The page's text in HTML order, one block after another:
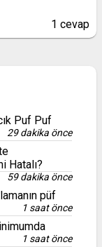
1 cevap
Puf Puf
29 dakika önce
Hatalı?
59 dakika önce
püf
1 saat önce
1 saat önce